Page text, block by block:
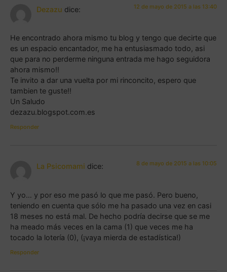
Dezazu dice: 12 de mayo de 2015 a las 13:40
He encontrado ahora mismo tu blog y tengo que decirte que
es un espacio encantador, me ha entusiasmado todo, asi
que para no perderme ninguna entrada me hago seguidora
ahora mismo!!
Te invito a dar una vuelta por mi rinconcito, espero que
tambien te guste!!
Un Saludo
dezazu.blogspot.com.es
Responder
La Psicomami dice: 8 de mayo de 2015 a las 10:05
Y yo… y por eso me pasó lo que me pasó. Pero bueno,
teniendo en cuenta que sólo me ha pasado una vez en casi
18 meses no está mal. De hecho podría decirse que se me
ha meado más veces en la cama (1) que veces me ha
tocado la lotería (0), (¡vaya mierda de estadística!)
Responder